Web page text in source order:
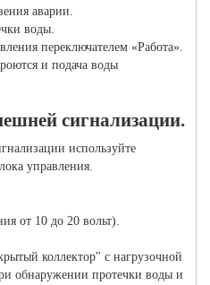
аварии.
воды.
переключателем «Работа».
и подача воды
сигнализации.
используйте
управления.
от 10 до 20 вольт).
коллектор" с нагрузочной
обнаружении протечки воды и